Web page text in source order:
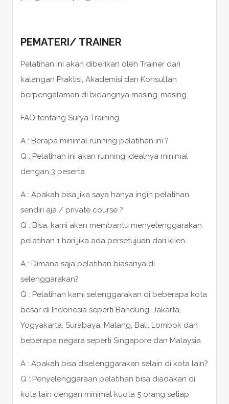
PEMATERI/ TRAINER
Pelatihan ini akan diberikan oleh Trainer dari
kalangan Praktisi, Akademisi dan Konsultan
berpengalaman di bidangnya masing-masing.
FAQ tentang Surya Training
A : Berapa minimal running pelatihan ini ?
Q : Pelatihan ini akan running idealnya minimal
dengan 3 peserta
A : Apakah bisa jika saya hanya ingin pelatihan
sendiri aja / private course ?
Q : Bisa, kami akan membantu menyelenggarakan
pelatihan 1 hari jika ada persetujuan dari klien
A : Dimana saja pelatihan biasanya di
selenggarakan?
Q : Pelatihan kami selenggarakan di beberapa kota
besar di Indonesia seperti Bandung, Jakarta,
Yogyakarta, Surabaya, Malang, Bali, Lombok dan
beberapa negara seperti Singapore dan Malaysia
A : Apakah bisa diselenggarakan selain di kota lain?
Q : Penyelenggaraan pelatihan bisa diadakan di
kota lain dengan minimal kuota 5 orang setiap